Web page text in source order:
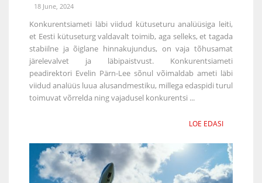
18 June, 2024
Konkurentsiameti läbi viidud kütuseturu analüüsiga leiti,
et Eesti kütuseturg valdavalt toimib, aga selleks, et tagada
stabiilne ja õiglane hinnakujundus, on vaja tõhusamat
järelevalvet ja läbipaistvust. Konkurentsiameti
peadirektori Evelin Pärn-Lee sõnul võimaldab ameti läbi
viidud analüüs luua alusandmestiku, millega edaspidi turul
toimuvat võrrelda ning vajadusel konkurentsi ...
LOE EDASI